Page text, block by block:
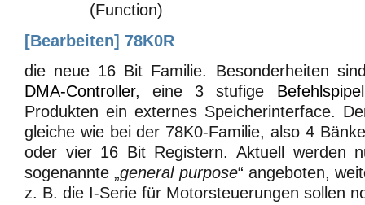
(Function)
[Bearbeiten] 78K0R
die neue 16 Bit Familie. Besonderheiten
DMA-Controller, eine 3 stufige
Produkten ein externes Speicherinterface.
gleiche wie bei der 78K0-Familie, also 4
oder vier 16 Bit Registern. Aktuell werden
sogenannte „general purpose“ angeboten,
z. B. die I-Serie für Motorsteuerungen sollen